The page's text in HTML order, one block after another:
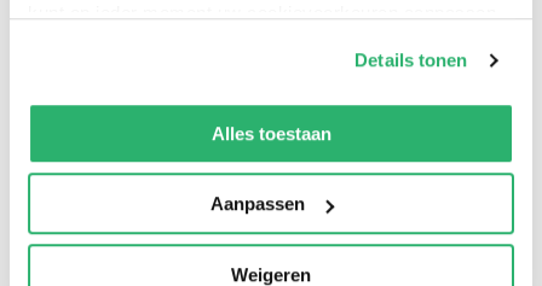
kunnen ontvangen en verwerken.
Details tonen
Alles toestaan
Aanpassen
Weigeren